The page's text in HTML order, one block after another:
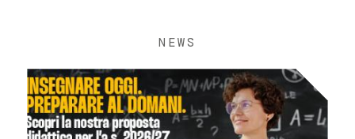
NEWS